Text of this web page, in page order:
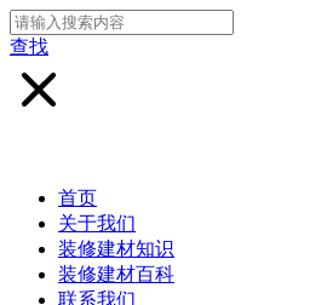
查找
首页
关于我们
装修建材知识
装修建材百科
联系我们